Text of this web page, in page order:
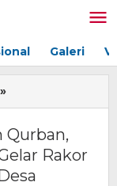
Galeri
»
Kesehatan
Qurban,
Kecamatan
Tomoni
Qurban,
Rakor